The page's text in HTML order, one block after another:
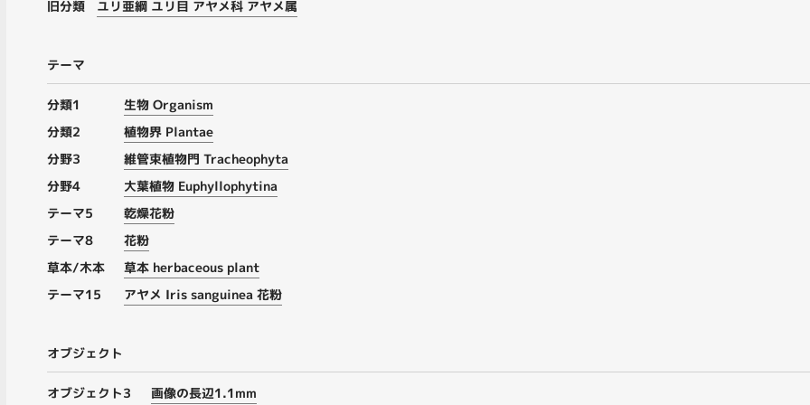
旧分類
ユリ亜綱 ユリ目 アヤメ科 アヤメ属
テーマ
分類1
生物 Organism
分類2
植物界 Plantae
分野3
維管束植物門 Tracheophyta
分野4
大葉植物 Euphyllophytina
テーマ5
乾燥花粉
テーマ8
花粉
草本/木本
草本 herbaceous plant
テーマ15
アヤメ Iris sanguinea 花粉
オブジェクト
オブジェクト3 画像の長辺1.1mm